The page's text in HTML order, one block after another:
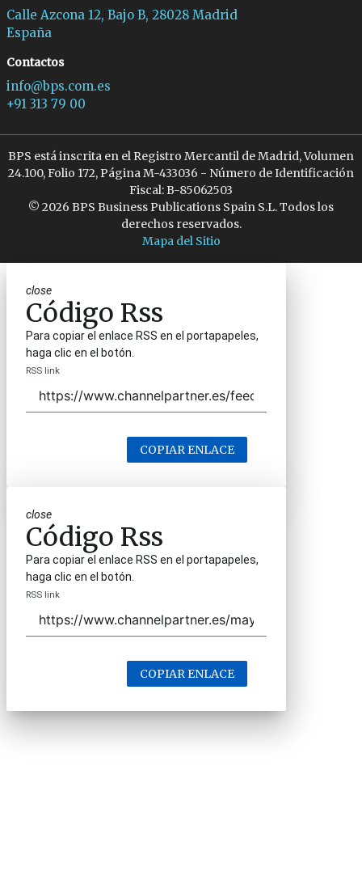
Calle Azcona 12, Bajo B, 28028 Madrid
España
Contactos
info@bps.com.es
+91 313 79 00
BPS está inscrita en el Registro Mercantil de Madrid, Volumen
24.100, Folio 172, Página M-433036 - Número de Identificación
Fiscal: B-85062503
© 2026 BPS Business Publications Spain S.L. Todos los
derechos reservados.
Mapa del Sitio
close
Código Rss
Para copiar el enlace RSS en el portapapeles,
haga clic en el botón.
RSS link
COPIAR ENLACE
close
Código Rss
Para copiar el enlace RSS en el portapapeles,
haga clic en el botón.
RSS link
COPIAR ENLACE